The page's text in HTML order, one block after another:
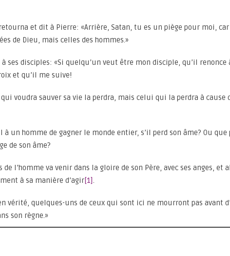
et dit à Pierre: «Arrière, Satan, tu es un piège pour moi, car
de Dieu, mais celles des hommes.»
à ses disciples: «Si quelqu’un veut être mon disciple, qu’il
et qu’il me suive!
voudra sauver sa vie la perdra, mais celui qui la perdra à cause
à un homme de gagner le monde entier, s’il perd son âme? Ou
de son âme?
de l’homme va venir dans la gloire de son Père, avec ses anges, et
à sa manière d’agir[1].
vérité, quelques-uns de ceux qui sont ici ne mourront pas avant
son règne.»